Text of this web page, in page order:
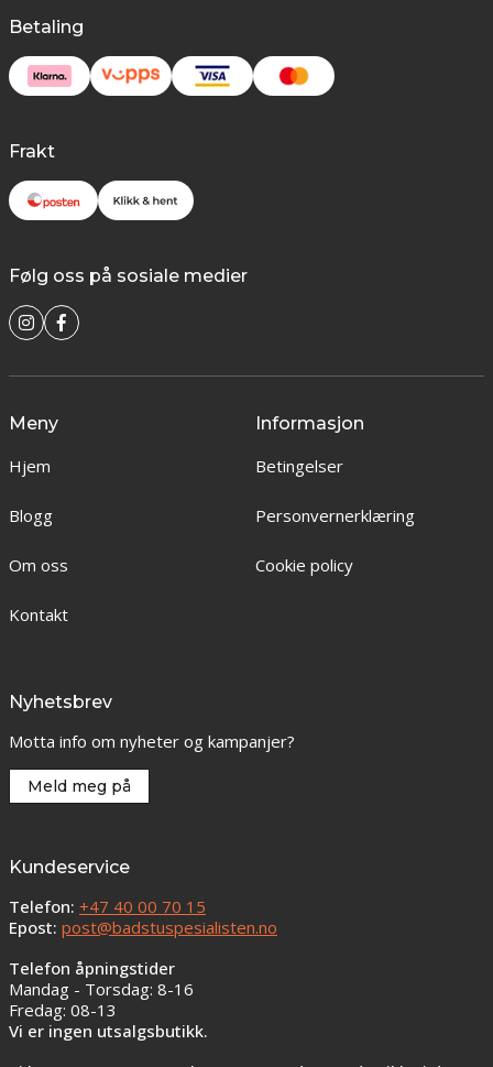
Betaling
Frakt
Følg oss på sosiale medier
Meny
Hjem
Blogg
Om oss
Kontakt
Informasjon
Betingelser
Personvernerklæring
Cookie policy
Nyhetsbrev
Motta info om nyheter og kampanjer?
Meld meg på
Kundeservice
Telefon: +47 40 00 70 15
Epost: post@badstuspesialisten.no
Telefon åpningstider
Mandag - Torsdag: 8-16
Fredag: 08-13
Vi er ingen utsalgsbutikk.